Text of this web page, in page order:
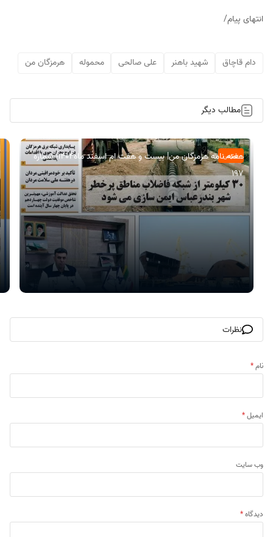
انتهای پیام/
دام قاچاق شهید باهنر علی صالحی محموله هرمزگان من
مطالب دیگر
عمومی
هفته نامه هرمزگان من| بیست و هفت ام اسفند ماه۱۴۰۴| شماره
197
نظرات
نام*
ایمیل*
وب‌ سایت
دیدگاه*